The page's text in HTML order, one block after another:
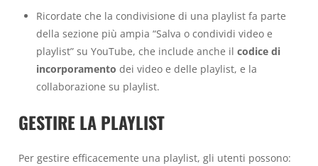
Ricordate che la condivisione di una playlist fa parte
della sezione più ampia “Salva o condividi video e
playlist” su YouTube, che include anche il codice di
incorporamento dei video e delle playlist, e la
collaborazione su playlist.
GESTIRE LA PLAYLIST
Per gestire efficacemente una playlist, gli utenti possono: